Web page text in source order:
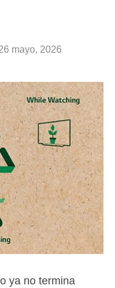
mayo, 2026
ya no termina